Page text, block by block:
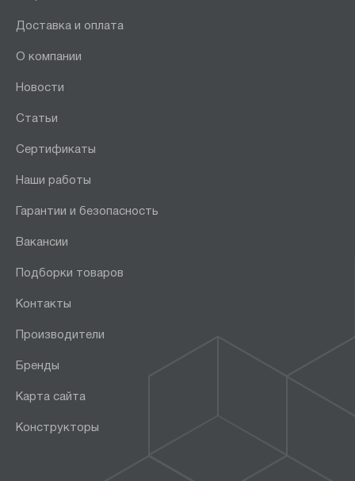
Доставка и оплата
О компании
Новости
Статьи
Сертификаты
Наши работы
Гарантии и безопасность
Вакансии
Подборки товаров
Контакты
Производители
Бренды
Карта сайта
Конструкторы